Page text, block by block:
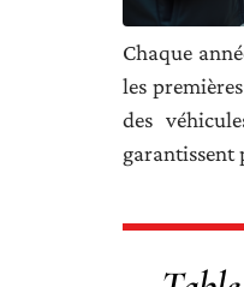
Chaque
les
des
garantissent